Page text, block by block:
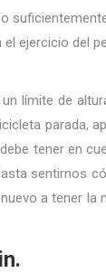
ejercicio del
límite de
parada,
tener en
sentirnos
a tener